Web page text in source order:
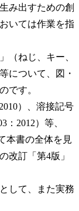
み出すための創
いては作業を指
（ねじ、キー、
について、図・
です。
）、溶接記号
：2012）等、
本書の全体を見
改訂「第4版」
して、また実務